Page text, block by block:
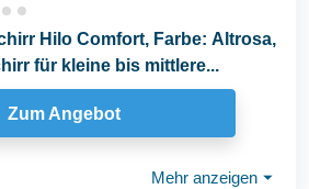
Hilo Comfort, Farbe: Altrosa,
für kleine bis mittlere...
Zum Angebot
Mehr anzeigen ⏷